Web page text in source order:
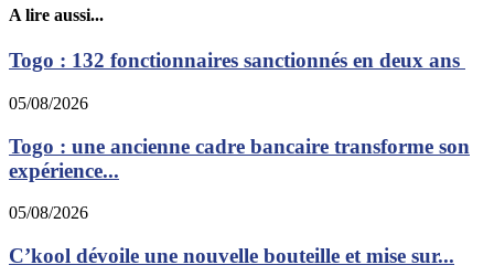
A lire aussi...
Togo : 132 fonctionnaires sanctionnés en deux ans
05/08/2026
Togo : une ancienne cadre bancaire transforme son
expérience...
05/08/2026
C’kool dévoile une nouvelle bouteille et mise sur...